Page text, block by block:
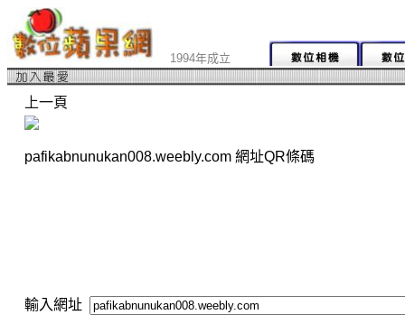
1994年成立
上一頁
pafikabnunukan008.weebly.com 網址QR條碼
輸入網址